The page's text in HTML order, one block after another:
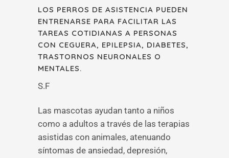
LOS PERROS DE ASISTENCIA PUEDEN
ENTRENARSE PARA FACILITAR LAS
TAREAS COTIDIANAS A PERSONAS
CON CEGUERA, EPILEPSIA, DIABETES,
TRASTORNOS NEURONALES O
MENTALES.
S.F
Las mascotas ayudan tanto a niños
como a adultos a través de las terapias
asistidas con animales, atenuando
síntomas de ansiedad, depresión,